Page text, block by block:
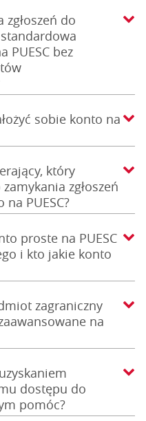
zgłoszeń do
PUESC bez
sobie konto na
który
zgłoszeń
PUESC?
proste na PUESC
i kto jakie konto
zagraniczny
na
dostępu do
pomóc?